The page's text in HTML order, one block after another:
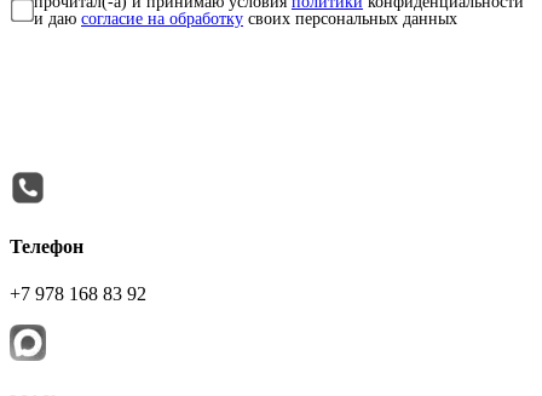
и даю согласие на обработку своих персональных данных
Телефон
+7 978 168 83 92